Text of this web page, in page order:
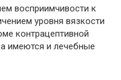
восприимчивости к
уровня вязкости
контрацептивной
имеются и лечебные